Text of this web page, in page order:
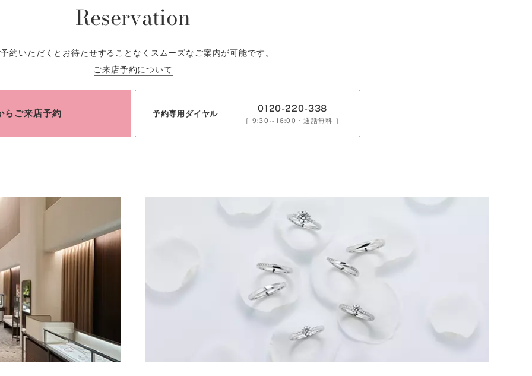
Reservation
約いただくとお待たせすることなくスムーズなご案内が可能です。
ご来店予約について
らご来店予約 予約専用ダイヤル 0120-220-338
［ 9:30～16:00 ・通話無料 ］